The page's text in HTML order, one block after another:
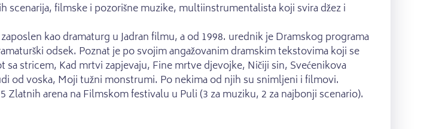
scenarija, filmske i pozorišne muzike, multiinstrumentalista koji svira džez i
kao dramaturg u Jadran filmu, a od 1998. urednik je Dramskog programa
odsek. Poznat je po svojim angažovanim dramskim tekstovima koji se
stricem, Kad mrtvi zapjevaju, Fine mrtve djevojke, Ničiji sin, Svećenikova
od voska, Moji tužni monstrumi. Po nekima od njih su snimljeni i filmovi.
arena na Filmskom festivalu u Puli (3 za muziku, 2 za najbonji scenario).